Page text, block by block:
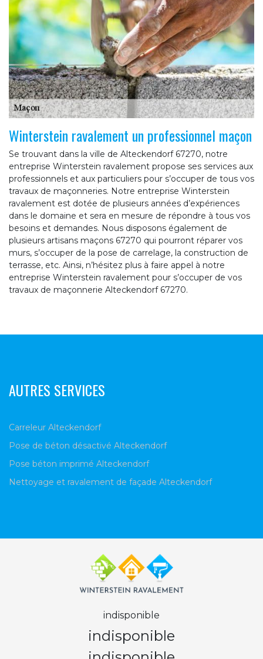
Winterstein ravalement un professionnel maçon
Se trouvant dans la ville de Alteckendorf 67270, notre
entreprise Winterstein ravalement propose ses services aux
professionnels et aux particuliers pour s’occuper de tous vos
travaux de maçonneries. Notre entreprise Winterstein
ravalement est dotée de plusieurs années d’expériences
dans le domaine et sera en mesure de répondre à tous vos
besoins et demandes. Nous disposons également de
plusieurs artisans maçons 67270 qui pourront réparer vos
murs, s’occuper de la pose de carrelage, la construction de
terrasse, etc. Ainsi, n’hésitez plus à faire appel à notre
entreprise Winterstein ravalement pour s’occuper de vos
travaux de maçonnerie Alteckendorf 67270.
AUTRES SERVICES
Carreleur Alteckendorf
Pose de béton désactivé Alteckendorf
Pose béton imprimé Alteckendorf
Nettoyage et ravalement de façade Alteckendorf
indisponible
indisponible